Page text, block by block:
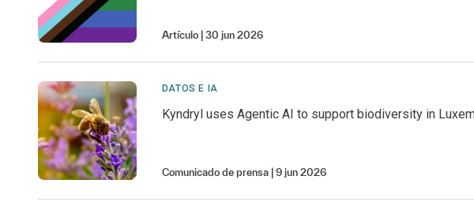
Artículo 30 jun 2026
DATOS E IA
Kyndryl uses Agentic AI to support biodiversity in
Comunicado de prensa 9 jun 2026